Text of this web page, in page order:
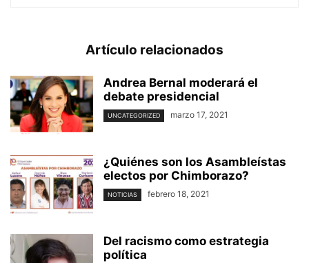
Artículo relacionados
Andrea Bernal moderará el
debate presidencial
UNCATEGORIZED marzo 17, 2021
¿Quiénes son los Asambleístas
electos por Chimborazo?
NOTICIAS febrero 18, 2021
Del racismo como estrategia
política